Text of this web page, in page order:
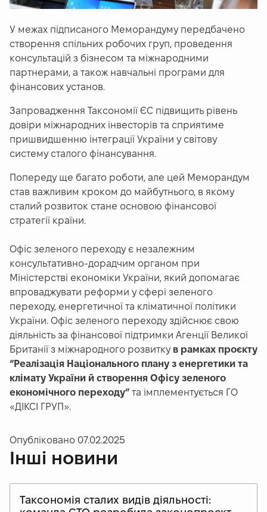
У межах підписаного Меморандуму передбачено
створення спільних робочих груп, проведення
консультацій з бізнесом та міжнародними
партнерами, а також навчальні програми для
фінансових установ.
Запровадження Таксономії ЄС підвищить рівень
довіри міжнародних інвесторів та сприятиме
пришвидшенню інтеграції України у світову
систему сталого фінансування.
Попереду ще багато роботи, але цей Меморандум
став важливим кроком до майбутнього, в якому
сталий розвиток стане основою фінансової
стратегії країни.
Офіс зеленого переходу є незалежним
консультативно-дорадчим органом при
Міністерстві економіки України, який допомагає
впроваджувати реформи у сфері зеленого
переходу, енергетичної та кліматичної політики
України. Офіс зеленого переходу здійснює свою
діяльність за фінансової підтримки Агенції Великої
Британії з міжнародного розвитку в рамках проєкту
“Реалізація Національного плану з енергетики та
клімату України й створення Офісу зеленого
економічного переходу” та імплементується ГО
«ДІКСІ ГРУП».
Опубліковано 07.02.2025
Інші новини
Таксономія сталих видів діяльності: